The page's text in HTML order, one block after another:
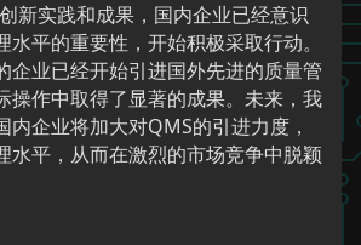
新实践和成果，国内企业已经意识
平的重要性，开始积极采取行动。
企业已经开始引进国外先进的质量管
操作中取得了显著的成果。未来，我
内企业将加大对QMS的引进力度，
水平，从而在激烈的市场竞争中脱颖